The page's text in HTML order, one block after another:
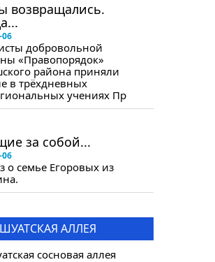
возвращались.
06
добровольной
«Правопорядок»
района приняли
в трёхдневных
учениях Пр
за собой...
06
о семье Егоровых из
АЛЛЕЯ